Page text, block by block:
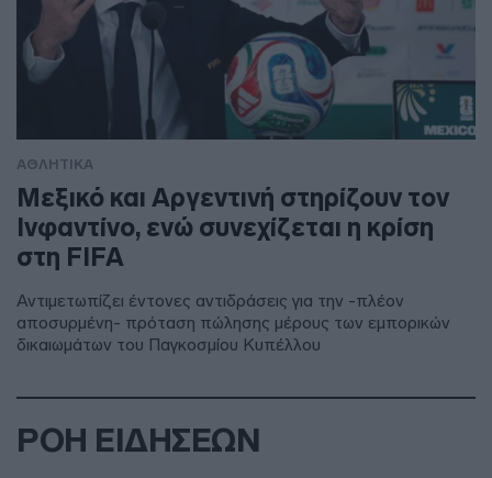
ΑΘΛΗΤΙΚΑ
Μεξικό και Αργεντινή στηρίζουν τον
Ινφαντίνο, ενώ συνεχίζεται η κρίση
στη FIFA
Αντιμετωπίζει έντονες αντιδράσεις για την -πλέον
αποσυρμένη- πρόταση πώλησης μέρους των εμπορικών
δικαιωμάτων του Παγκοσμίου Κυπέλλου
ΡΟΗ ΕΙΔΗΣΕΩΝ